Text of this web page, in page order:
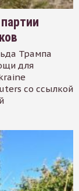
Трампа
для
со ссылкой